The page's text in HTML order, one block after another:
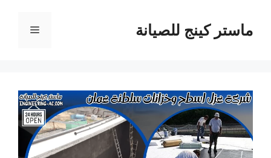
المحتوىماستر كينج للصيانة القائمة